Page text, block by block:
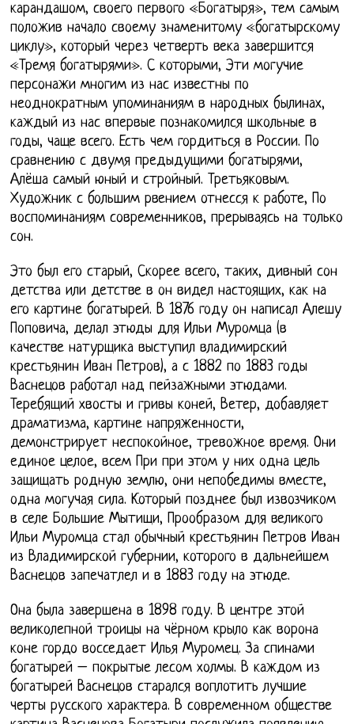
карандашом, своего первого «Богатыря», тем самым
положив начало своему знаменитому «богатырскому
циклу», который через четверть века завершится
«Тремя богатырями». С которыми, Эти могучие
персонажи многим из нас известны по
неоднократным упоминаниям в народных былинах,
каждый из нас впервые познакомился школьные в
годы, чаще всего. Есть чем гордиться в России. По
сравнению с двумя предыдущими богатырями,
Алёша самый юный и стройный. Третьяковым.
Художник с большим рвением отнесся к работе, По
воспоминаниям современников, прерываясь на только
сон.
Это был его старый, Скорее всего, таких, дивный сон
детства или детстве в он видел настоящих, как на
его картине богатырей. В 1876 году он написал Алешу
Поповича, делал этюды для Ильи Муромца (в
качестве натурщика выступил владимирский
крестьянин Иван Петров), а с 1882 по 1883 годы
Васнецов работал над пейзажными этюдами.
Теребящий хвосты и гривы коней, Ветер, добавляет
драматизма, картине напряженности,
демонстрирует неспокойное, тревожное время. Они
единое целое, всем При при этом у них одна цель
защищать родную землю, они непобедимы вместе,
одна могучая сила. Который позднее был извозчиком
в селе Большие Мытищи, Прообразом для великого
Ильи Муромца стал обычный крестьянин Петров Иван
из Владимирской губернии, которого в дальнейшем
Васнецов запечатлел и в 1883 году на этюде.
Она была завершена в 1898 году. В центре этой
великолепной троицы на чёрном крыло как ворона
коне гордо восседает Илья Муромец. За спинами
богатырей – покрытые лесом холмы. В каждом из
богатырей Васнецов старался воплотить лучшие
черты русского характера. В современном обществе